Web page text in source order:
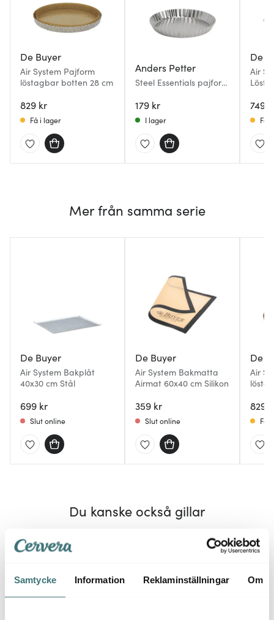
Samtycke Information Reklaminställningar Om
De Buyer
Air System Pajform
löstagbar botten 28 cm
829 kr
Få i lager
Anders Petter
Steel Essentials pajform
24 cm rostfritt stål
179 kr
I lager
De
Air
749
Få
Mer från samma serie
De Buyer
Air System Bakplåt
40x30 cm Stål
699 kr
Slut online
De Buyer
Air System Bakmatta
Airmat 60x40 cm Silikon
359 kr
Slut online
De
Air
829
Få
Du kanske också gillar
Superklipp